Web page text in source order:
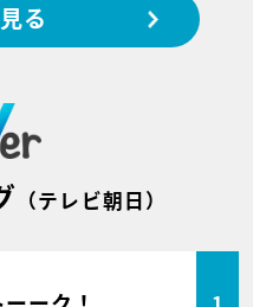
る
（テレビ朝日）